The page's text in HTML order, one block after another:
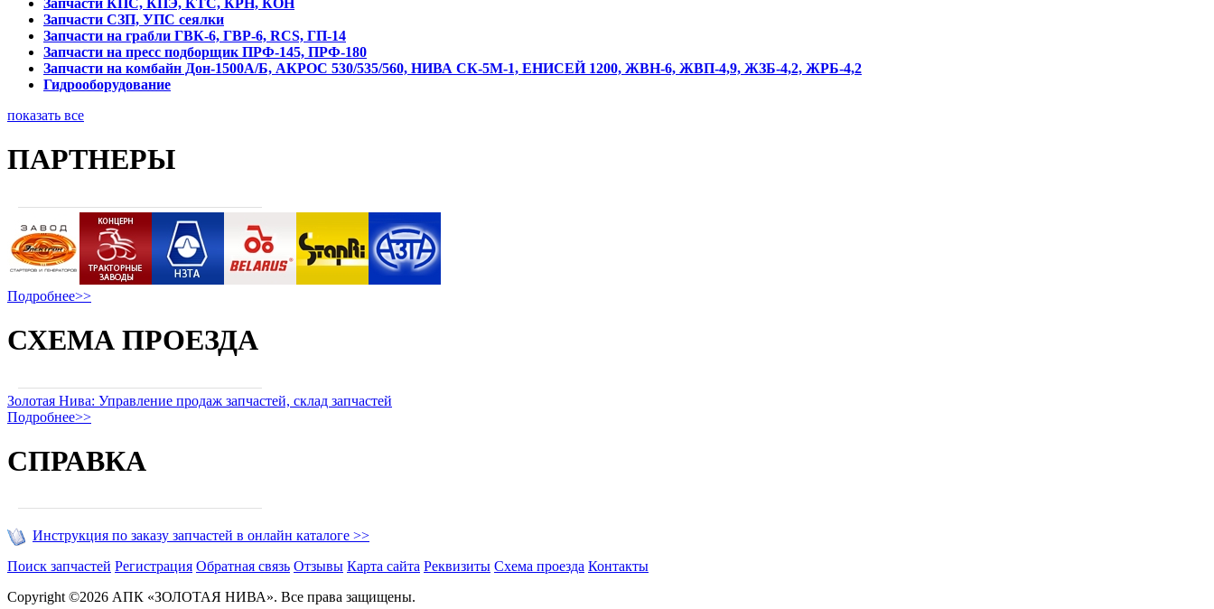
Запчасти СЗП, УПС сеялки
Запчасти на грабли ГВК-6, ГВР-6, RCS, ГП-14
Запчасти на пресс подборщик ПРФ-145, ПРФ-180
Запчасти на комбайн Дон-1500А/Б, АКРОС 530/535/560, НИВА СК-5М-1, ЕНИСЕЙ 1200, ЖВН-6, ЖВП-4,9, ЖЗБ-4,2, ЖРБ-4,2
Гидрооборудование
показать все
ПАРТНЕРЫ
Подробнее>>
СХЕМА ПРОЕЗДА
Золотая Нива: Управление продаж запчастей, склад запчастей
Подробнее>>
СПРАВКА
Инструкция по заказу запчастей в онлайн каталоге >>
Поиск запчастей Регистрация Обратная связь Отзывы Карта сайта Реквизиты Схема проезда Контакты
Copyright ©2026 АПК «ЗОЛОТАЯ НИВА». Все права защищены.